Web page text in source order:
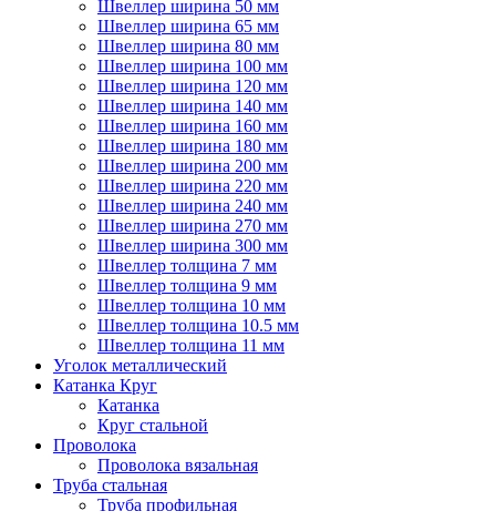
Швеллер ширина 50 мм
Швеллер ширина 65 мм
Швеллер ширина 80 мм
Швеллер ширина 100 мм
Швеллер ширина 120 мм
Швеллер ширина 140 мм
Швеллер ширина 160 мм
Швеллер ширина 180 мм
Швеллер ширина 200 мм
Швеллер ширина 220 мм
Швеллер ширина 240 мм
Швеллер ширина 270 мм
Швеллер ширина 300 мм
Швеллер толщина 7 мм
Швеллер толщина 9 мм
Швеллер толщина 10 мм
Швеллер толщина 10.5 мм
Швеллер толщина 11 мм
Уголок металлический
Катанка Круг
Катанка
Круг стальной
Проволока
Проволока вязальная
Труба стальная
Труба профильная